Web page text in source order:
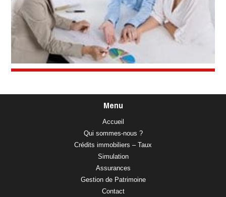
Menu
Accueil
Qui sommes-nous ?
Crédits immobiliers – Taux
Simulation
Assurances
Gestion de Patrimoine
Contact